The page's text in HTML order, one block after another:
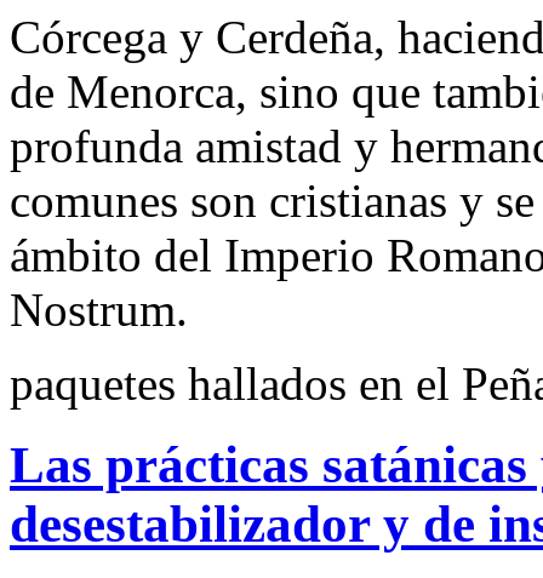
Córcega y Cerdeña,
de Menorca, sino que
profunda amistad y
comunes son cristianas y
ámbito del Imperio
Nostrum.
paquetes hallados en el
Las prácticas
desestabilizador y de